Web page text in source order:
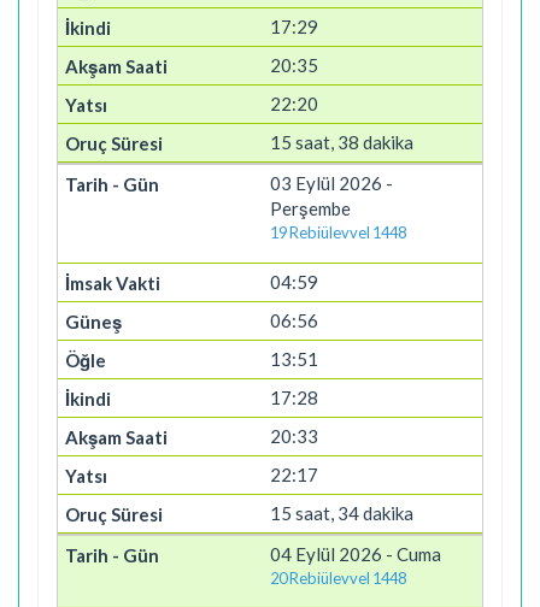
17:29
20:35
22:20
15 saat, 38 dakika
03 Eylül 2026 -
Perşembe
19 Rebiülevvel 1448
04:59
06:56
13:51
17:28
20:33
22:17
15 saat, 34 dakika
04 Eylül 2026 - Cuma
20 Rebiülevvel 1448